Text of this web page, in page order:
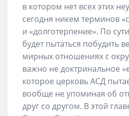
в котором нет всех этих
сегодня никем терминов
и «долготерпение». По
будет пытаться побудить
мирных отношениях с
важно не доктринальное
которое церковь АСД
вообще не упоминая об
друг со другом. В этой